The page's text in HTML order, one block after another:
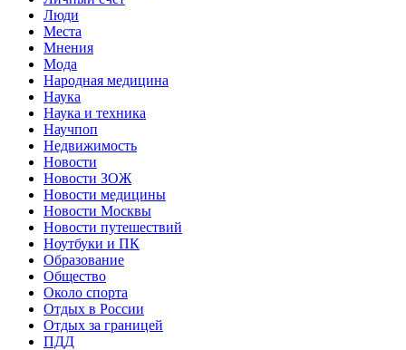
Люди
Места
Мнения
Мода
Народная медицина
Наука
Наука и техника
Научпоп
Недвижимость
Новости
Новости ЗОЖ
Новости медицины
Новости Москвы
Новости путешествий
Ноутбуки и ПК
Образование
Общество
Около спорта
Отдых в России
Отдых за границей
ПДД